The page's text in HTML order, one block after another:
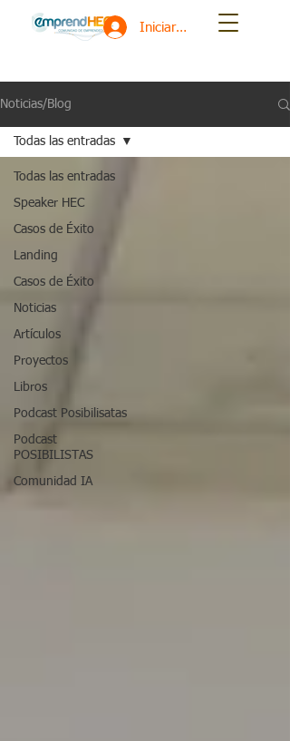
Iniciar sesión
Noticias/Blog
Todas las entradas
Speaker HEC
Casos de Éxito
Landing
Casos de Éxito
Noticias
Artículos
Proyectos
Libros
Podcast Posibilisatas
Podcast
POSIBILISTAS
Comunidad IA
Todas las entradas